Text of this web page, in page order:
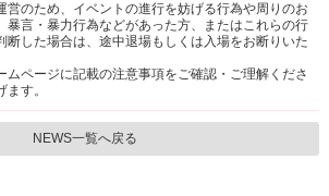
営のため、イベントの進行を妨げる行為や周りのお
暴言・暴力行為などがあった方、またはこれらの行
断した場合は、途中退場もしくは入場をお断りいた
ムページに記載の注意事項をご確認・ご理解くださ
す。
NEWS一覧へ戻る